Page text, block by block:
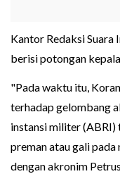
Kantor Redaksi
berisi potongan
"Pada waktu itu,
terhadap gelombang
instansi militer (ABRI)
preman atau gali pada
dengan akronim